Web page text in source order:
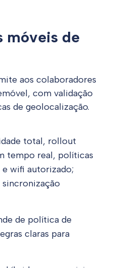
móveis de
aos colaboradores
com validação
de geolocalização.
total, rollout
tempo real, políticas
e wifi autorizado;
de política de
claras para